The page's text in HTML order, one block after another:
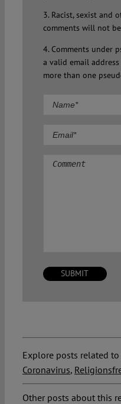
3. Racist, sexist and
comments will not
4. Comments under
a valid email
more than one
Comment
Explore posts related
Coronavirus,
Other posts about this